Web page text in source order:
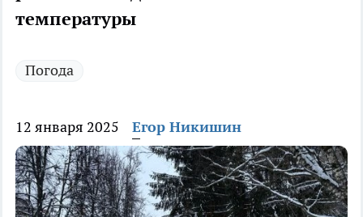
температуры
Погода
12 января 2025 Егор Никишин